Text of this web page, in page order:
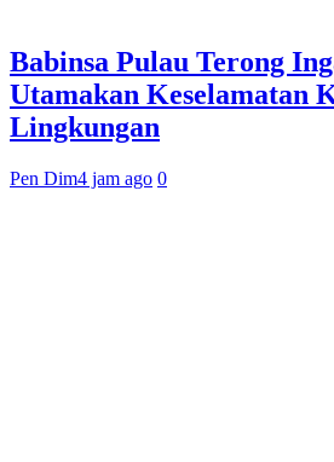
Babinsa Pulau Terong
Utamakan Keselamatan
Lingkungan
Pen Dim4 jam ago 0